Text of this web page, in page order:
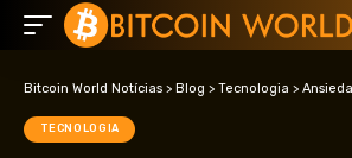
Bitcoin World Notícias > Blog > Tecnologia > Ansiedade e
TECNOLOGIA